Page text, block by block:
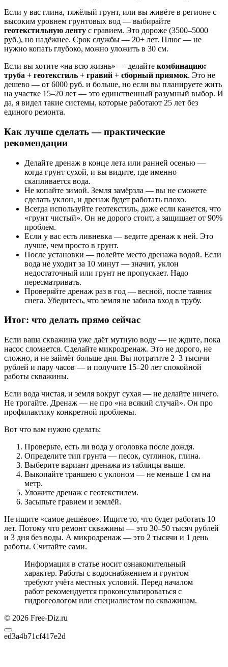
Если у вас глина, тяжёлый грунт, или вы живёте в регионе с
высоким уровнем грунтовых вод — выбирайте
геотекстильную ленту с гравием. Это дороже (3500–5000
руб.), но надёжнее. Срок службы — 20+ лет. Плюс — не
нужно копать глубоко, можно уложить в 30 см.
Если вы хотите «на всю жизнь» — делайте комбинацию:
труба + геотекстиль + гравий + сборный приямок. Это не
дешево — от 6000 руб. и больше, но если вы планируете жить
на участке 15–20 лет — это единственный разумный выбор. И
да, я видел такие системы, которые работают 25 лет без
единого ремонта.
Как лучше сделать — практические
рекомендации
Делайте дренаж в конце лета или ранней осенью —
когда грунт сухой, и вы видите, где именно
скапливается вода.
Не копайте зимой. Земля замёрзла — вы не сможете
сделать уклон, и дренаж будет работать плохо.
Всегда используйте геотекстиль, даже если кажется, что
«грунт чистый». Он не дорого стоит, а защищает от 90%
проблем.
Если у вас есть ливневка — ведите дренаж к ней. Это
лучше, чем просто в грунт.
После установки — полейте место дренажа водой. Если
вода не уходит за 10 минут — значит, уклон
недостаточный или грунт не пропускает. Надо
пересматривать.
Проверяйте дренаж раз в год — весной, после таяния
снега. Убедитесь, что земля не забила вход в трубу.
Итог: что делать прямо сейчас
Если ваша скважина уже даёт мутную воду — не ждите, пока
насос сломается. Сделайте микродренаж. Это не дорого, не
сложно, и не займёт больше дня. Вы потратите 2–3 тысячи
рублей и пару часов — и получите 15–20 лет спокойной
работы скважины.
Если вода чистая, и земля вокруг сухая — не делайте ничего.
Не трогайте. Дренаж — не про «на всякий случай». Он про
профилактику конкретной проблемы.
Вот что вам нужно сделать:
Проверьте, есть ли вода у оголовка после дождя.
Определите тип грунта — песок, суглинок, глина.
Выберите вариант дренажа из таблицы выше.
Выкопайте траншею с уклоном — не меньше 1 см на
метр.
Уложите дренаж с геотекстилем.
Засыпьте гравием и землёй.
Не ищите «самое дешёвое». Ищите то, что будет работать 10
лет. Потому что ремонт скважины — это 30–50 тысяч рублей
и 3 дня без воды. А микродренаж — это 2 тысячи и 1 день
работы. Считайте сами.
Информация в статье носит ознакомительный
характер. Работы с водоснабжением и грунтом
требуют учёта местных условий. Перед началом
работ рекомендуется проконсультироваться с
гидрогеологом или специалистом по скважинам.
© 2026 Free-Diz.ru
ed3a4b71cf417e2d